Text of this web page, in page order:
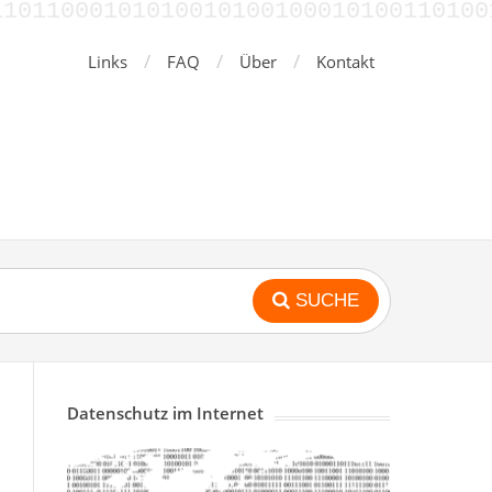
Links FAQ Über Kontakt
SUCHE
Datenschutz im Internet